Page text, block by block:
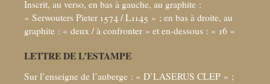
Inscrit, au verso, en bas à gauche, au graphite :
« Serwouters Pieter 1574 / L1145 » ; en bas à droite, au
graphite : « deux / à confronter » et en-dessous : « 16 »
LETTRE DE L’ESTAMPE
Sur l’enseigne de l’auberge : « D’LASERUS CLEP » ;